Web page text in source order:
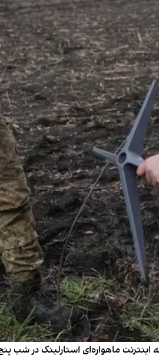
اینترنت ماهواره‌ای استارلینک